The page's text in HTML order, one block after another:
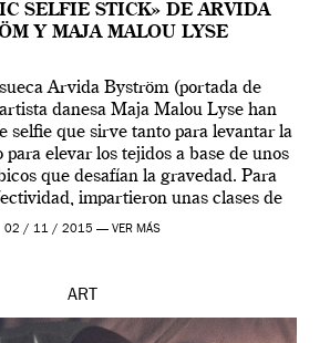
SELFIE STICK» DE ARVIDA
Y MAJA MALOU LYSE
Arvida Byström (portada de
danesa Maja Malou Lyse han
selfie que sirve tanto para levantar la
para elevar los tejidos a base de unos
que desafían la gravedad. Para
impartieron unas clases de
prueba en el Tate […]
02 / 11 / 2015 — VER MÁS
ART